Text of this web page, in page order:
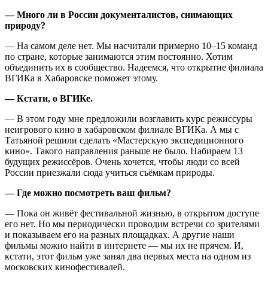
— Много ли в России документалистов, снимающих
природу?
— На самом деле нет. Мы насчитали примерно 10–15 команд
по стране, которые занимаются этим постоянно. Хотим
объединить их в сообщество. Надеемся, что открытие филиала
ВГИКа в Хабаровске поможет этому.
— Кстати, о ВГИКе.
— В этом году мне предложили возглавить курс режиссуры
неигрового кино в хабаровском филиале ВГИКа. А мы с
Татьяной решили сделать «Мастерскую экспедиционного
кино». Такого направления раньше не было. Набираем 13
будущих режиссёров. Очень хочется, чтобы люди со всей
России приезжали сюда учиться съёмкам природы.
— Где можно посмотреть ваш фильм?
— Пока он живёт фестивальной жизнью, в открытом доступе
его нет. Но мы периодически проводим встречи со зрителями
и показываем его на разных площадках. А другие наши
фильмы можно найти в интернете — мы их не прячем. И,
кстати, этот фильм уже занял два первых места на одном из
московских кинофестивалей.